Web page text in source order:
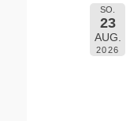
SO.
23
AUG.
2026